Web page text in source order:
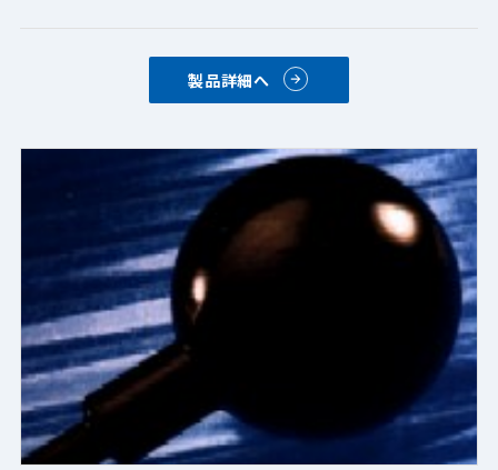
製品詳細へ